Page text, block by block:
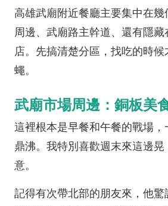
高雄武廟附近餐廳主要集中在
周邊、武廟路主幹道、還有隱
店。先搞清楚分區，找吃的時
蠅。
武廟市場周邊：銅板美
這裡根本是早餐和午餐的戰場，
鼎沸。我特別喜歡週末來這邊
意。
記得有次帶北部的朋友來，他驚